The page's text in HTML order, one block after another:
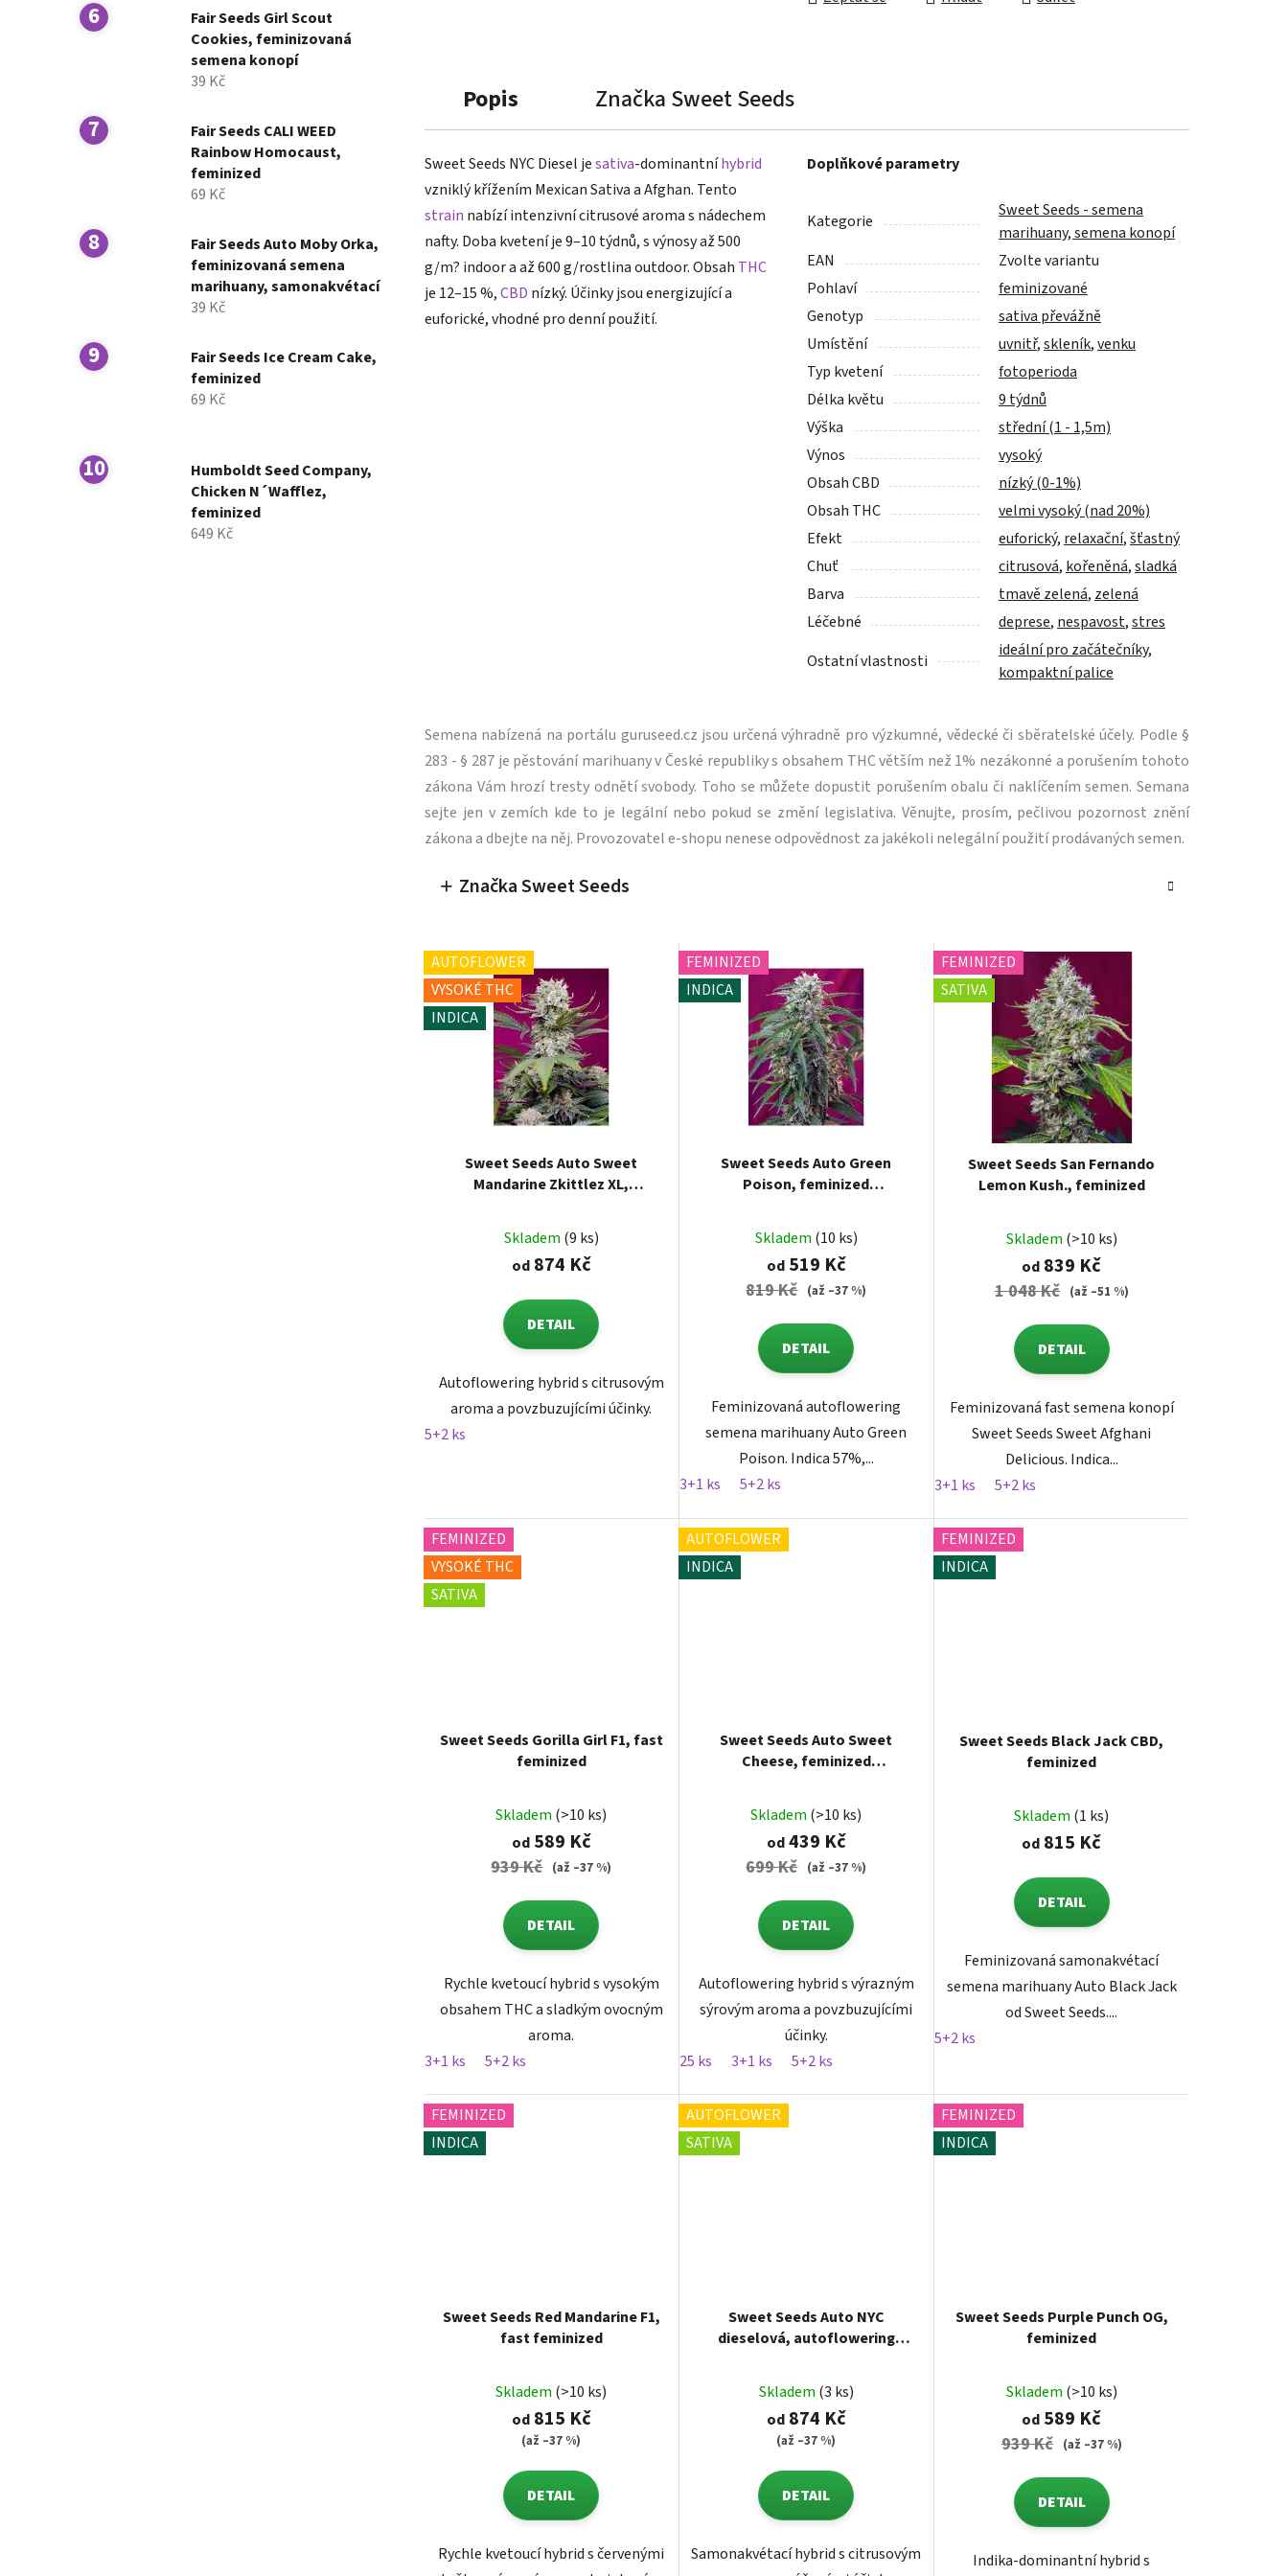
Fair Seeds Girl Scout
Cookies, feminizovaná
semena konopí
39 Kč
Fair Seeds CALI WEED
Rainbow Homocaust,
feminized
69 Kč
Fair Seeds Auto Moby Orka,
feminizovaná semena
marihuany, samonakvétací
39 Kč
Fair Seeds Ice Cream Cake,
feminized
69 Kč
Humboldt Seed Company,
Chicken N´Wafflez,
feminized
649 Kč
Popis Značka Sweet Seeds
Sweet Seeds NYC Diesel jesativa-dominantníhybrid
vzniklý křížením Mexican Sativa a Afghan. Tento
strain nabízí intenzivní citrusové aroma s nádechem
nafty. Doba kvetení je 9–10 týdnů, s výnosy až 500
g/m? indoor a až 600 g/rostlina outdoor. Obsah THC
je 12–15 %,CBD nízký. Účinky jsou energizující a
euforické, vhodné pro denní použití.
Doplňkové parametry
Kategorie
Sweet Seeds - semena
marihuany, semena konopí
EAN
Zvolte variantu
Pohlaví
feminizované
Genotyp
sativa převážně
Umístění
uvnitř,skleník,venku
Typ kvetení
fotoperioda
Délka květu
9 týdnů
Výška
střední (1 - 1,5m)
Výnos
vysoký
Obsah CBD
nízký (0-1%)
Obsah THC
velmi vysoký (nad 20%)
Efekt
euforický, relaxační,šťastný
Chuť
citrusová, kořeněná,sladká
Barva
tmavě zelená, zelená
Léčebné
deprese, nespavost,stres
Ostatní vlastnosti
ideální pro začátečníky,
kompaktní palice
Semena nabízená na portálu guruseed.cz jsou určená výhradně pro výzkumné, vědecké či sběratelské účely. Podle §
283 - § 287 je pěstování marihuany v České republiky s obsahem THC větším než 1% nezákonné a porušením tohoto
zákona Vám hrozí tresty odnětí svobody. Toho se můžete dopustit porušením obalu či naklíčením semen. Semana
sejte jen v zemích kde to je legální nebo pokud se změní legislativa. Věnujte, prosím, pečlivou pozornost znění
zákona a dbejte na něj. Provozovatel e-shopu nenese odpovědnost za jakékoli nelegální použití prodávaných semen.
Značka Sweet Seeds
AUTOFLOWER
VYSOKÉ THC
INDICA
Sweet Seeds Auto Sweet
Mandarine Zkittlez XL,
Skladem (9 ks)
od874 Kč
DETAIL
Autoflowering hybrid s citrusovým
aroma a povzbuzujícími účinky.
5+2 ks
FEMINIZED
INDICA
Sweet Seeds Auto Green
Poison, feminized
Skladem (10 ks)
od519 Kč
819 Kč (až –37 %)
DETAIL
Feminizovaná autoflowering
semena marihuany Auto Green
Poison. Indica 57%,...
3+1 ks
5+2 ks
FEMINIZED
SATIVA
Sweet Seeds San Fernando
Lemon Kush., feminized
Skladem (>10 ks)
od 839 Kč
1 048 Kč (až –51 %)
DETAIL
Feminizovaná fast semena konopí
Sweet Seeds Sweet Afghani
Delicious. Indica...
3+1 ks
5+2 ks
FEMINIZED
VYSOKÉ THC
SATIVA
Sweet Seeds Gorilla Girl F1, fast
feminized
Skladem (>10 ks)
od589 Kč
939 Kč (až –37 %)
DETAIL
Rychle kvetoucí hybrid s vysokým
obsahem THC a sladkým ovocným
aroma.
3+1 ks
5+2 ks
AUTOFLOWER
INDICA
Sweet Seeds Auto Sweet
Cheese, feminized
Skladem (>10 ks)
od439 Kč
699 Kč (až –37 %)
DETAIL
Autoflowering hybrid s výrazným
sýrovým aroma a povzbuzujícími
účinky.
25 ks
3+1 ks 5+2 ks
FEMINIZED
INDICA
Sweet Seeds Black Jack CBD,
feminized
Skladem (1 ks)
od 815 Kč
DETAIL
Feminizovaná samonakvétací
semena marihuany Auto Black Jack
od Sweet Seeds....
5+2 ks
FEMINIZED
INDICA
Sweet Seeds Red Mandarine F1,
fast feminized
Skladem (>10 ks)
od815 Kč
(až –37 %)
DETAIL
Rychle kvetoucí hybrid s červenými
AUTOFLOWER
SATIVA
Sweet Seeds Auto NYC
dieselová, autoflowering
Skladem (3 ks)
od874 Kč
(až –37 %)
DETAIL
Samonakvétací hybrid s citrusovým
FEMINIZED
INDICA
Sweet Seeds Purple Punch OG,
feminized
Skladem (>10 ks)
od 589 Kč
939 Kč (až –37 %)
DETAIL
Indika-dominantní hybrid s